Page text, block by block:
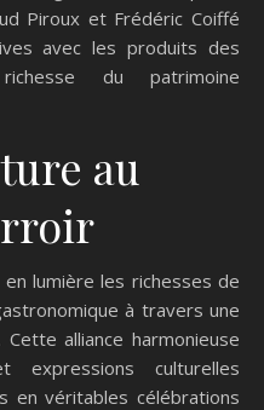
Piroux et Frédéric Coiffé
avec les produits des
du patrimoine
au
lumière les richesses de
à travers une
alliance harmonieuse
culturelles
en véritables célébrations